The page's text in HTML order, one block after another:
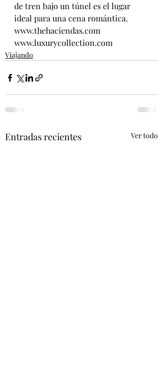
de tren bajo un túnel es el lugar
ideal para una cena romántica.
www.thehaciendas.com
www.luxurycollection.com
Viajando
Entradas recientes Ver todo